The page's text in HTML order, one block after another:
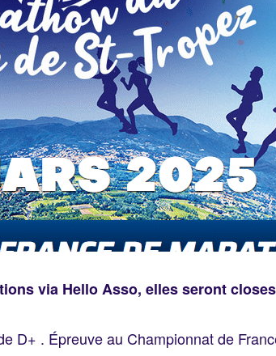
via Hello Asso, elles seront
D+ . Épreuve au Championnat de